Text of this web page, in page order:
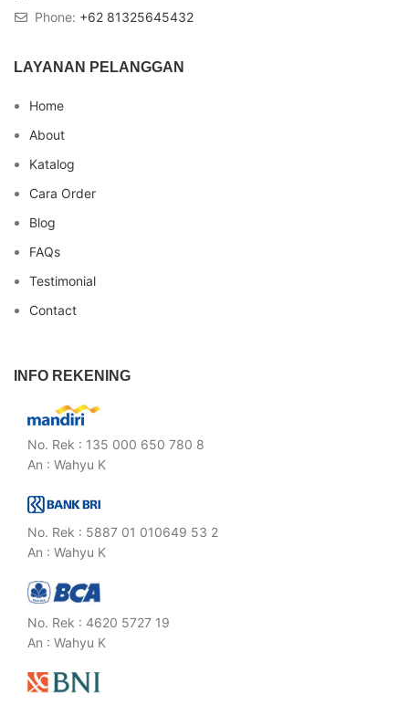
Phone: +62 81325645432
LAYANAN PELANGGAN
Home
About
Katalog
Cara Order
Blog
FAQs
Testimonial
Contact
INFO REKENING
No. Rek : 135 000 650 780 8
An : Wahyu K
No. Rek : 5887 01 010649 53 2
An : Wahyu K
No. Rek : 4620 5727 19
An : Wahyu K